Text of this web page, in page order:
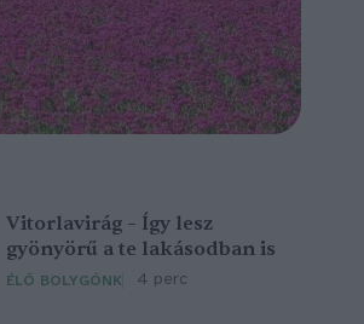
Vitorlavirág – Így lesz
gyönyörű a te lakásodban is
ÉLŐ BOLYGÓNK 4 perc